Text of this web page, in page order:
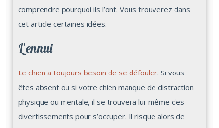
comprendre pourquoi ils l’ont. Vous trouverez dans
cet article certaines idées.
L’ennui
Le chien a toujours besoin de se défouler. Si vous
êtes absent ou si votre chien manque de distraction
physique ou mentale, il se trouvera lui-même des
divertissements pour s’occuper. Il risque alors de